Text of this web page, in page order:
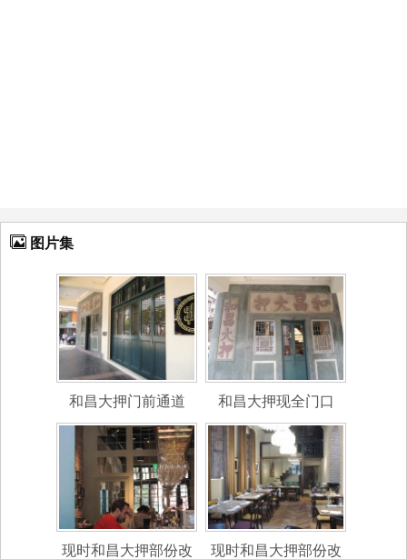
图片集
和昌大押门前通道 和昌大押现全门口
现时和昌大押部份改
现时和昌大押部份改